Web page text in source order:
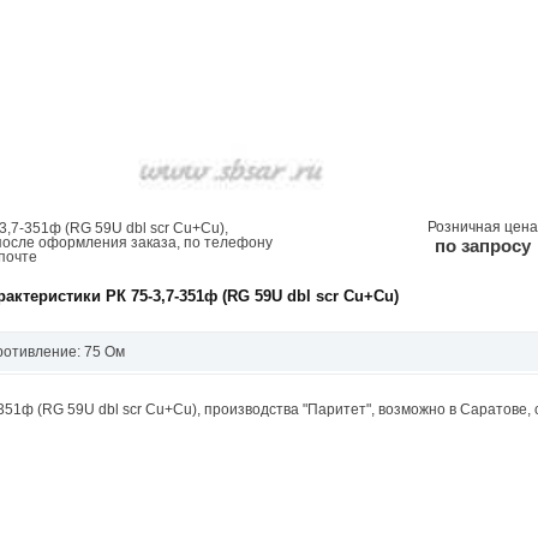
351ф (RG 59U dbl scr Cu+Cu),
оформления заказа, по телефону
Розничная цена
по запросу
РК 75-3,7-351ф (RG 59U dbl scr Cu+Cu)
75 Ом
(RG 59U dbl scr Cu+Cu), производства "Паритет", возможно в Саратове,